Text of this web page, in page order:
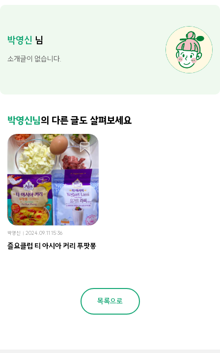
박영신 님
소개글이 없습니다.
박영신님의 다른 글도 살펴보세요
박영신 2024.09.11 15:36
즐요클럽 티 아시아 커리 푸팟퐁
목록으로